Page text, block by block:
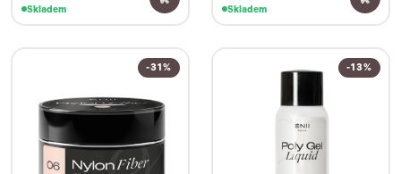
Skladem
Skladem
-31% -13%